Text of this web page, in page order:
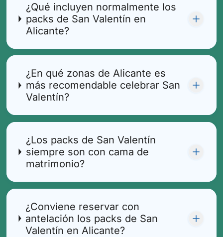
¿Qué incluyen normalmente los
packs de San Valentín en
Alicante?
¿En qué zonas de Alicante es
más recomendable celebrar San
Valentín?
¿Los packs de San Valentín
siempre son con cama de
matrimonio?
¿Conviene reservar con
antelación los packs de San
Valentín en Alicante?